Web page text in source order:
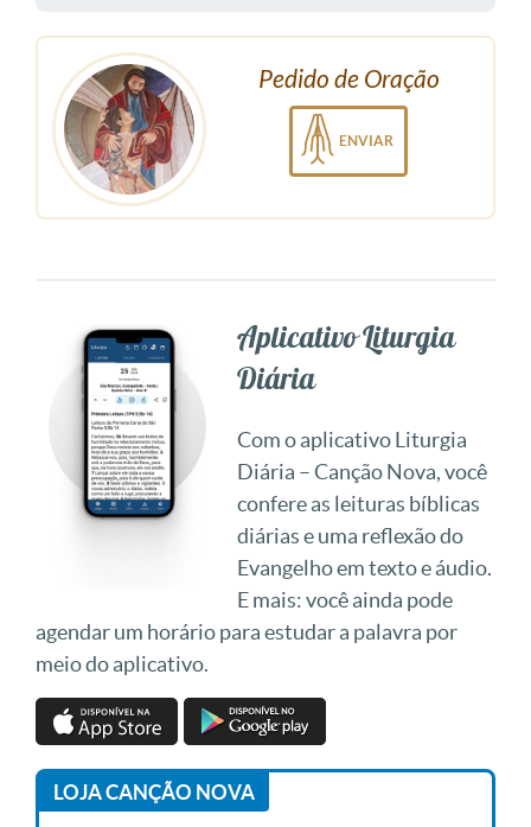
Pedido de Oração
ENVIAR
Aplicativo Liturgia
Diária
Com o aplicativo Liturgia
Diária – Canção Nova, você
confere as leituras bíblicas
diárias e uma reflexão do
Evangelho em texto e áudio.
E mais: você ainda pode
agendar um horário para estudar a palavra por
meio do aplicativo.
LOJA CANÇÃO NOVA